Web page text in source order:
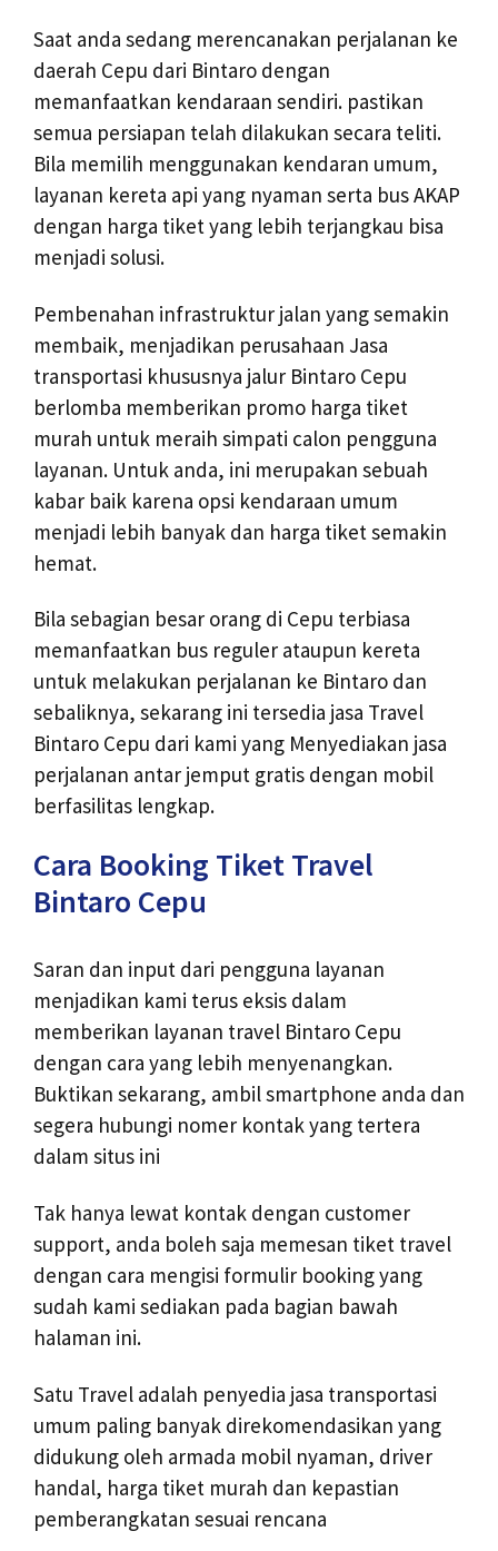
Saat anda sedang merencanakan perjalanan ke
daerah Cepu dari Bintaro dengan
memanfaatkan kendaraan sendiri. pastikan
semua persiapan telah dilakukan secara teliti.
Bila memilih menggunakan kendaran umum,
layanan kereta api yang nyaman serta bus AKAP
dengan harga tiket yang lebih terjangkau bisa
menjadi solusi.
Pembenahan infrastruktur jalan yang semakin
membaik, menjadikan perusahaan Jasa
transportasi khususnya jalur Bintaro Cepu
berlomba memberikan promo harga tiket
murah untuk meraih simpati calon pengguna
layanan. Untuk anda, ini merupakan sebuah
kabar baik karena opsi kendaraan umum
menjadi lebih banyak dan harga tiket semakin
hemat.
Bila sebagian besar orang di Cepu terbiasa
memanfaatkan bus reguler ataupun kereta
untuk melakukan perjalanan ke Bintaro dan
sebaliknya, sekarang ini tersedia jasa Travel
Bintaro Cepu dari kami yang Menyediakan jasa
perjalanan antar jemput gratis dengan mobil
berfasilitas lengkap.
Cara Booking Tiket Travel
Bintaro Cepu
Saran dan input dari pengguna layanan
menjadikan kami terus eksis dalam
memberikan layanan travel Bintaro Cepu
dengan cara yang lebih menyenangkan.
Buktikan sekarang, ambil smartphone anda dan
segera hubungi nomer kontak yang tertera
dalam situs ini
Tak hanya lewat kontak dengan customer
support, anda boleh saja memesan tiket travel
dengan cara mengisi formulir booking yang
sudah kami sediakan pada bagian bawah
halaman ini.
Satu Travel adalah penyedia jasa transportasi
umum paling banyak direkomendasikan yang
didukung oleh armada mobil nyaman, driver
handal, harga tiket murah dan kepastian
pemberangkatan sesuai rencana